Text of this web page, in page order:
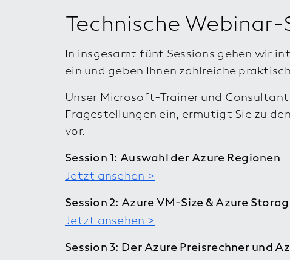
Technische Webinar-
In insgesamt fünf Sessions gehen wir
ein und geben Ihnen zahlreiche
Unser Microsoft-Trainer und
Fragestellungen ein, ermutigt Sie zu
vor.
Session 1: Auswahl der Azure Regionen
Jetzt ansehen >
Session 2: Azure VM-Size & Azure
Jetzt ansehen >
Session 3: Der Azure Preisrechner und